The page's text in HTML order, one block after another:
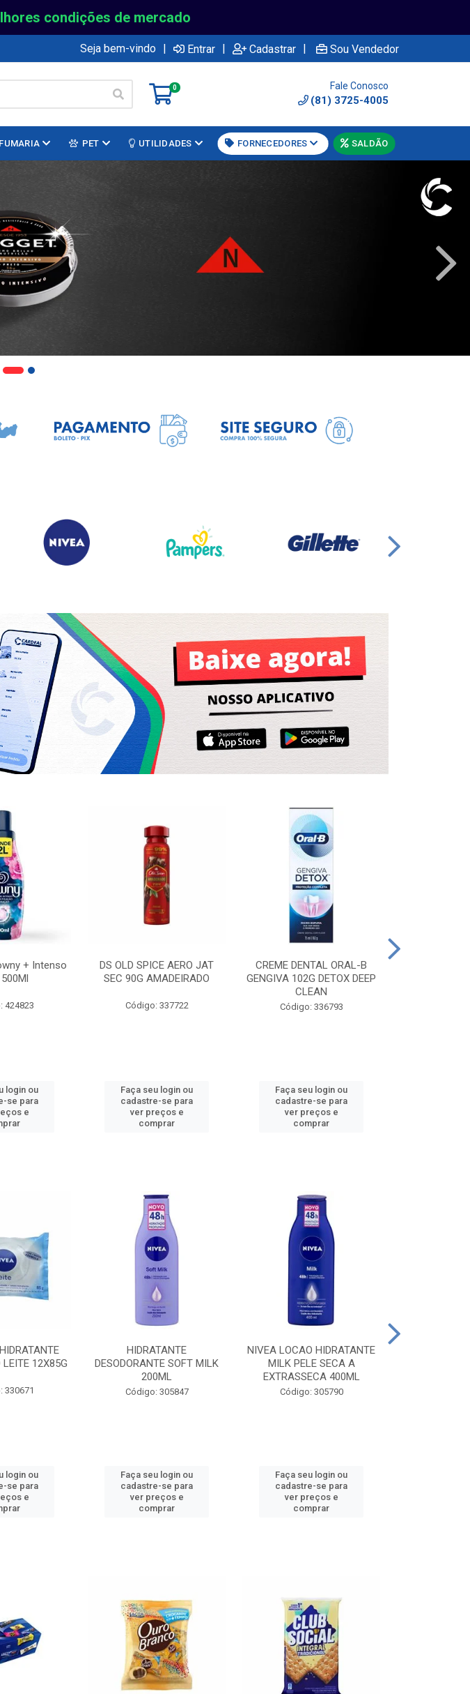
condições de mercado
Seja bem-vindo | Entrar | Cadastrar | Sou Vendedor
0 Fale Conosco
(81) 3725-4005
PET UTILIDADES FORNECEDORES SALDÃO
+ Intenso
424823
login ou
se para
e
DS OLD SPICE AERO JAT
SEC 90G AMADEIRADO
Código: 337722
Faça seu login ou
cadastre-se para
ver preços e
comprar
CREME DENTAL ORAL-B
GENGIVA 102G DETOX DEEP
CLEAN
Código: 336793
Faça seu login ou
cadastre-se para
ver preços e
comprar
LEITE 12X85G
330671
login ou
se para
e
HIDRATANTE
DESODORANTE SOFT MILK
200ML
Código: 305847
Faça seu login ou
cadastre-se para
ver preços e
comprar
NIVEA LOCAO HIDRATANTE
MILK PELE SECA A
EXTRASSECA 400ML
Código: 305790
Faça seu login ou
cadastre-se para
ver preços e
comprar